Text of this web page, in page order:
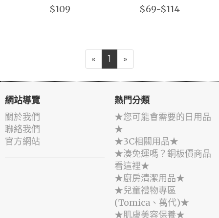
$109 $69-$114
« 1 »
網站導覽
關於我們
聯絡我們
官方網站
熱門分類
★您可能會需要的日用品
★
★3C相關用品★
★湊免運嗎？銅板價商品
看這裡★
★廚房清潔用品★
★兒童禮物專區
(Tomica、萬代)★
★肌膚美容保養★